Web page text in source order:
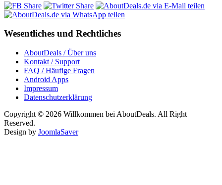
Wesentliches und Rechtliches
AboutDeals / Über uns
Kontakt / Support
FAQ / Häufige Fragen
Android Apps
Impressum
Datenschutzerklärung
Copyright © 2026 Willkommen bei AboutDeals. All Right
Reserved.
Design by JoomlaSaver